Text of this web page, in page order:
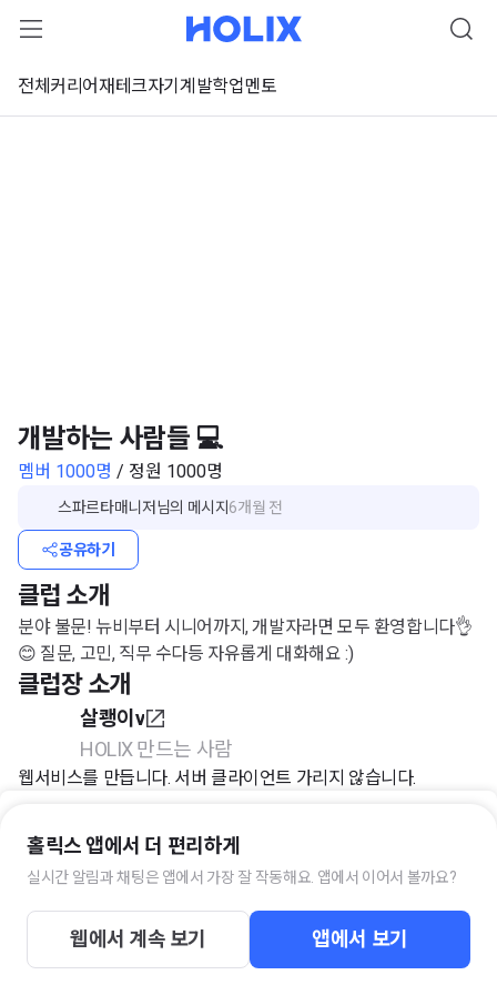
전체 커리어재테크자기계발학업멘토
공유하기
개발하는 사람들 💻
멤버 1000명 / 정원 1000명
스파르타매니저 님의 메시지 6개월 전
클럽 소개
분야 불문! 뉴비부터 시니어까지, 개발자라면 모두 환영합니다👌
😊 질문, 고민, 직무 수다등 자유롭게 대화해요 :)
클럽장 소개
살쾡이v
HOLIX 만드는 사람
웹서비스를 만듭니다. 서버 클라이언트 가리지 않습니다.
트를 주는 일에 더 많은 관심을 가지고자 합니다.
현) 홀릭스팩토리 CTO
https://github.com/salqueng
이 클럽의 키워드
입장하기
홀릭스 앱에서 더 편리하게
실시간 알림과 채팅은 앱에서 가장 잘 작동해요. 앱에서 이어서 볼까요?
웹에서 계속 보기 앱에서 보기